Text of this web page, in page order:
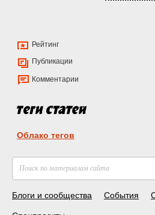
Рейтинг
Публикации
Комментарии
Облако тегов
Блоги и сообщества События